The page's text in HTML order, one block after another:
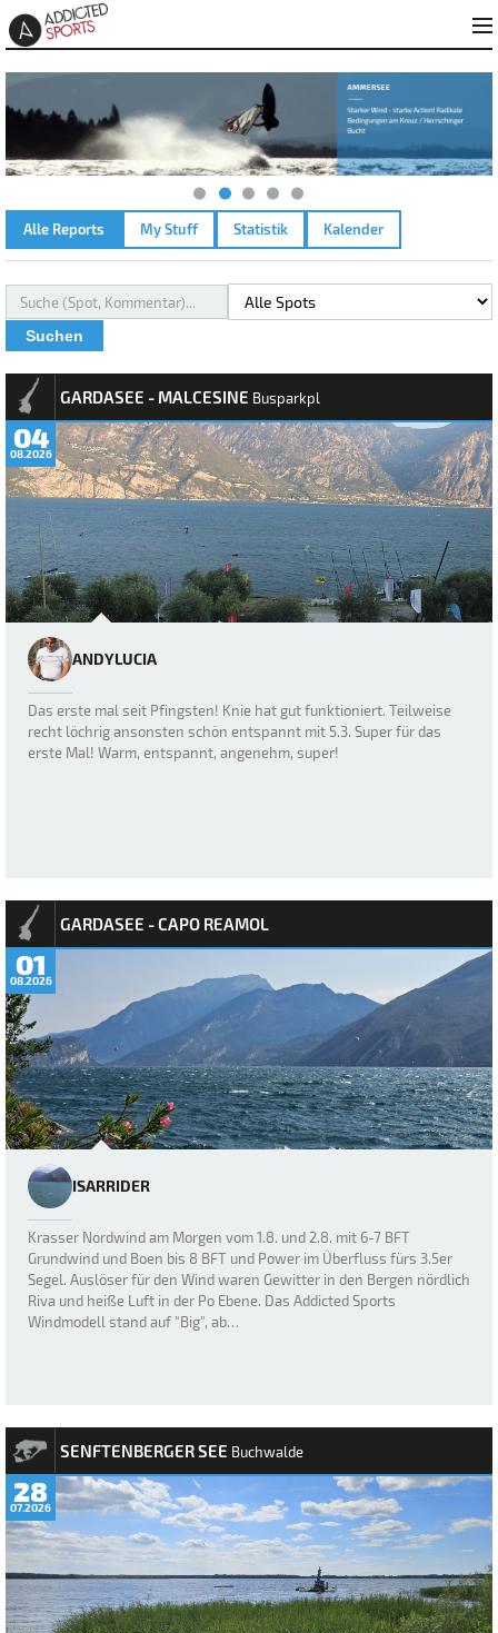
Alle Reports My Stuff Statistik Kalender
Suchen
REPORTS
GARDASEE - MALCESINE Busparkpl
04
08.2026
ANDYLUCIA
Das erste mal seit Pfingsten! Knie hat gut funktioniert. Teilweise
recht löchrig ansonsten schön entspannt mit 5.3. Super für das
erste Mal! Warm, entspannt, angenehm, super!
GARDASEE - CAPO REAMOL
01
08.2026
ISARRIDER
Krasser Nordwind am Morgen vom 1.8. und 2.8. mit 6-7 BFT
Grundwind und Boen bis 8 BFT und Power im Überfluss fürs 3.5er
Segel. Auslöser für den Wind waren Gewitter in den Bergen nördlich
Riva und heiße Luft in der Po Ebene. Das Addicted Sports
Windmodell stand auf "Big", ab…
SENFTENBERGER SEE Buchwalde
28
07.2026